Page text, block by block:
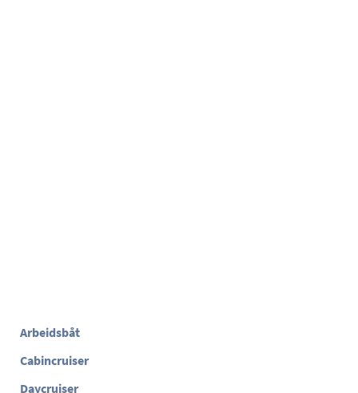
Arbeidsbåt
Cabincruiser
Daycruiser